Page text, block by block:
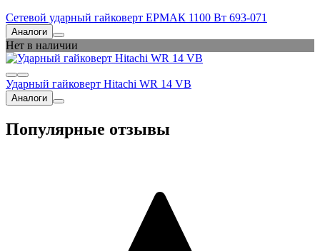
Сетевой ударный гайковерт ЕРМАК 1100 Вт 693-071
Аналоги
Нет в наличии
Ударный гайковерт Hitachi WR 14 VB
Аналоги
Популярные отзывы